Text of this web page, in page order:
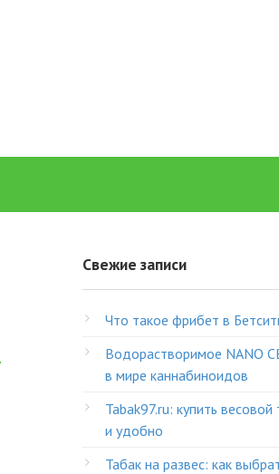
Свежие записи
Что такое фрибет в
Водорастворимое NANO
в мире каннабиноидов
Tabak97.ru: купить весовой
и удобно
Табак на развес: как